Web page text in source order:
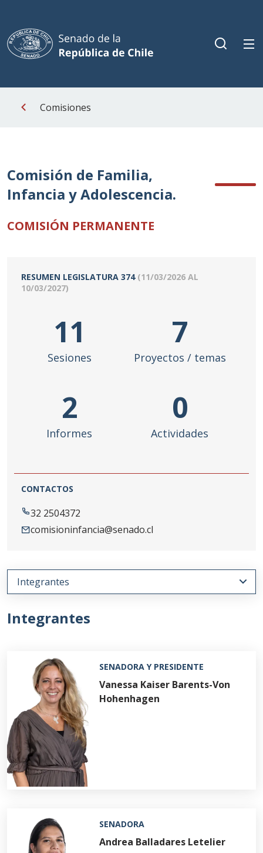
Comisiones
Comisión de Familia,
Infancia y Adolescencia.
COMISIÓN PERMANENTE
RESUMEN LEGISLATURA 374 (11/03/2026 AL
10/03/2027)
11
Sesiones
7
Proyectos / temas
2
Informes
0
Actividades
CONTACTOS
32 2504372
comisioninfancia@senado.cl
Integrantes
SENADORA Y PRESIDENTE
Vanessa Kaiser Barents-Von
Hohenhagen
SENADORA
Andrea Balladares Letelier